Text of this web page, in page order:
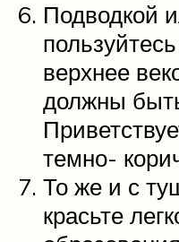
Подводкой
верхнее
должны
темно-
То же и с
красьте